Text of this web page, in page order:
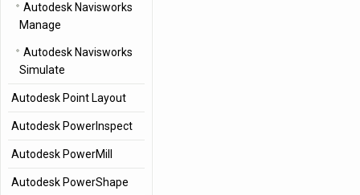
Autodesk Navisworks
Manage
Autodesk Navisworks
Simulate
Autodesk Point Layout
Autodesk PowerInspect
Autodesk PowerMill
Autodesk PowerShape